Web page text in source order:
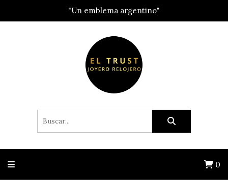
"Un emblema argentino"
0